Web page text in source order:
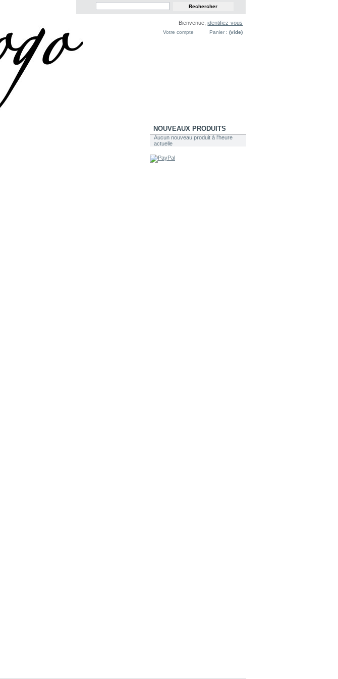
Bienvenue,identifiez-vous
Panier : (vide)
Votre compte
NOUVEAUX PRODUITS
Aucun nouveau produit à l'heure
actuelle